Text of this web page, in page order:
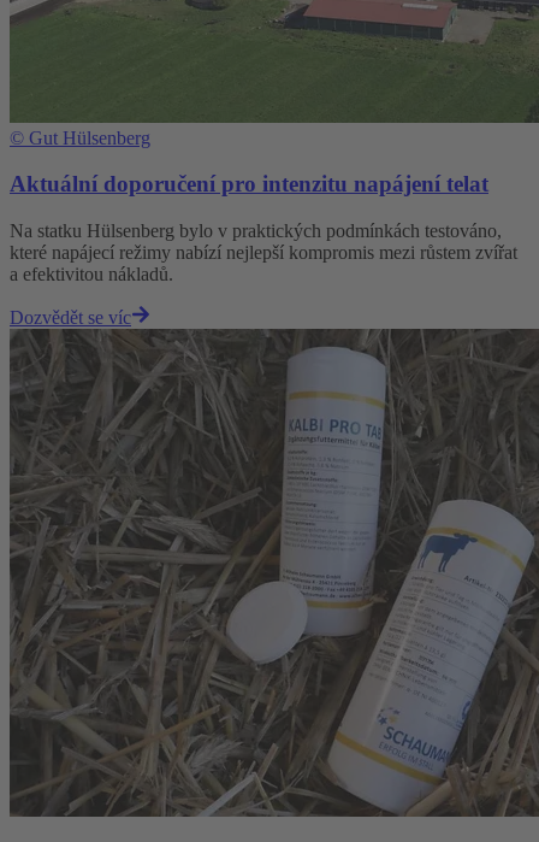
© Gut Hülsenberg
Aktuální doporučení pro intenzitu napájení telat
Na statku Hülsenberg bylo v praktických podmínkách testováno,
které napájecí režimy nabízí nejlepší kompromis mezi růstem zvířat
a efektivitou nákladů.
Dozvědět se víc